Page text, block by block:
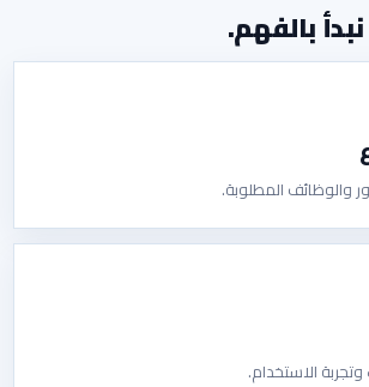
بالفهم.
والوظائف المطلوبة.
الاستخدام.